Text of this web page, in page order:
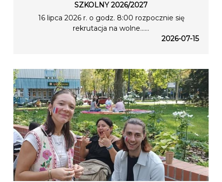
SZKOLNY 2026/2027
16 lipca 2026 r. o godz. 8:00 rozpocznie się
rekrutacja na wolne…...
2026-07-15